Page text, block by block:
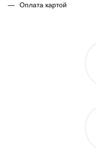
Оплата картой